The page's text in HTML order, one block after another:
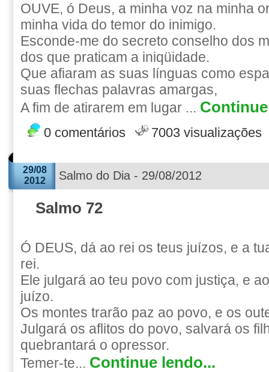
OUVE, ó Deus, a minha voz na minha
minha vida do temor do inimigo.
Esconde-me do secreto conselho dos
dos que praticam a iniqüidade.
Que afiaram as suas línguas como
suas flechas palavras amargas,
A fim de atirarem em lugar ...
0 comentários 7003 visualizações
29/08
2012
Salmo do Dia - 29/08/2012
Salmo 72
Ó DEUS, dá ao rei os teus juízos, e a
rei.
Ele julgará ao teu povo com justiça, e
juízo.
Os montes trarão paz ao povo, e os
Julgará os aflitos do povo, salvará os
quebrantará o opressor.
Temer-te... Continue lendo...